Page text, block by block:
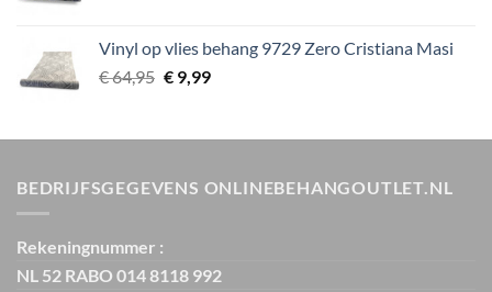
€ 29,95.€ 3,99.
Vinyl op vlies behang 9729 Zero Cristiana Masi
€64,95 Oorspronkelijke
€ 64,95.
€9,99Huidige
€ 9,99.
BEDRIJFSGEGEVENS ONLINEBEHANGOUTLET.NL
Rekeningnummer :
NL 52 RABO 014 8118 992